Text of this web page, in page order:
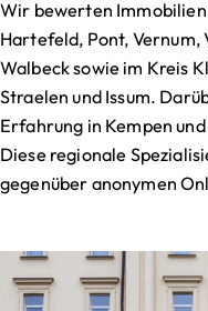
Wir bewerten
Hartefeld, Pont, Vernum,
Walbeck sowie im Kreis
Straelen und Issum.
Erfahrung in Kempen
Diese regionale
gegenüber anonymen